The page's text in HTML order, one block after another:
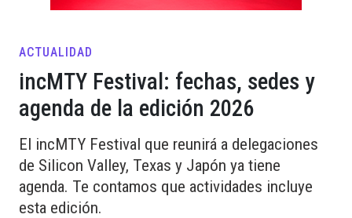
ACTUALIDAD
incMTY Festival: fechas, sedes y
agenda de la edición 2026
El incMTY Festival que reunirá a delegaciones
de Silicon Valley, Texas y Japón ya tiene
agenda. Te contamos que actividades incluye
esta edición.